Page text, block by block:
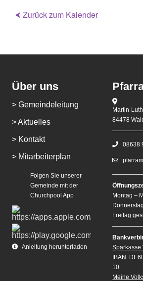
⮜ Zurück zum Kalender
Über uns
> Gemeindeleitung
> Aktuelles
> Kontakt
> Mitarbeiterplan
Folgen Sie unserer
Gemeinde mit der
Churchpool App
Anleitung herunterladen
Martin-
84478
08638
Montag –
Freitag
Sparkasse
IBAN:
10
Meine